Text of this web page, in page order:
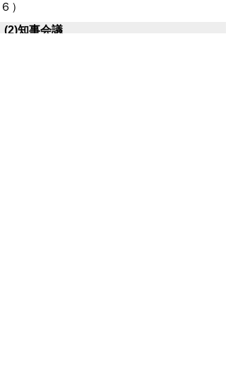
６）
(2)知事会議